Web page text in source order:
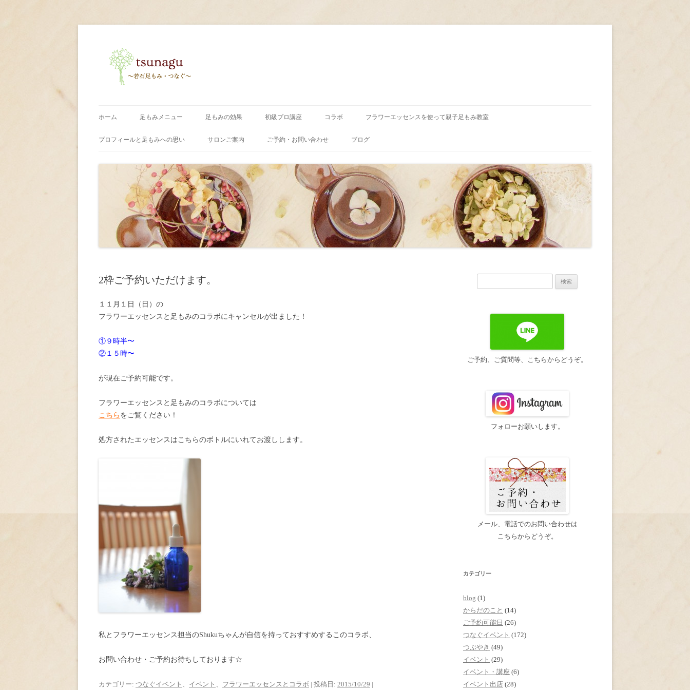
ツ
ッ
プ
ホーム 足もみメニュー 足もみの効果 初級プロ講座 コラボ フラワーエッセンスを使って親子足もみ教室
プロフィールと足もみへの思い サロンご案内 ご予約・お問い合わせ ブログ
2枠ご予約いただけます。
１１月１日（日）の
フラワーエッセンスと足もみのコラボにキャンセルが出ました！
①９時半〜
②１５時〜
が現在ご予約可能です。
フラワーエッセンスと足もみのコラボについては
こちら をご覧ください！
処方されたエッセンスはこちらのボトルにいれてお渡しします。
私とフラワーエッセンス担当のShukuちゃんが自信を持っておすすめするこのコラボ、
お問い合わせ・ご予約お待ちしております☆
カテゴリー: つなぐイベント 、 イベント 、 フラワーエッセンスとコラボ | 投稿日: 2015/10/29 |
ご予約、ご質問等、こちらからどうぞ。
フォローお願いします。
メール、電話でのお問い合わせは
こちらからどうぞ。
カテゴリー
blog (1)
からだのこと (14)
ご予約可能日 (26)
つなぐイベント (172)
つぶやき (49)
イベント (29)
イベント・講座 (6)
イベント出店 (28)